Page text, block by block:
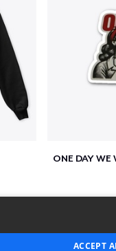
ACCEPT